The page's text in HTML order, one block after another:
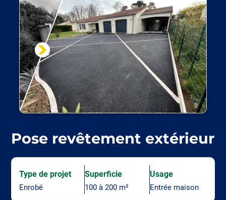
Pose revêtement extérieur
Type de projet
Enrobé
Superficie
100 à 200 m²
Usage
Entrée maison